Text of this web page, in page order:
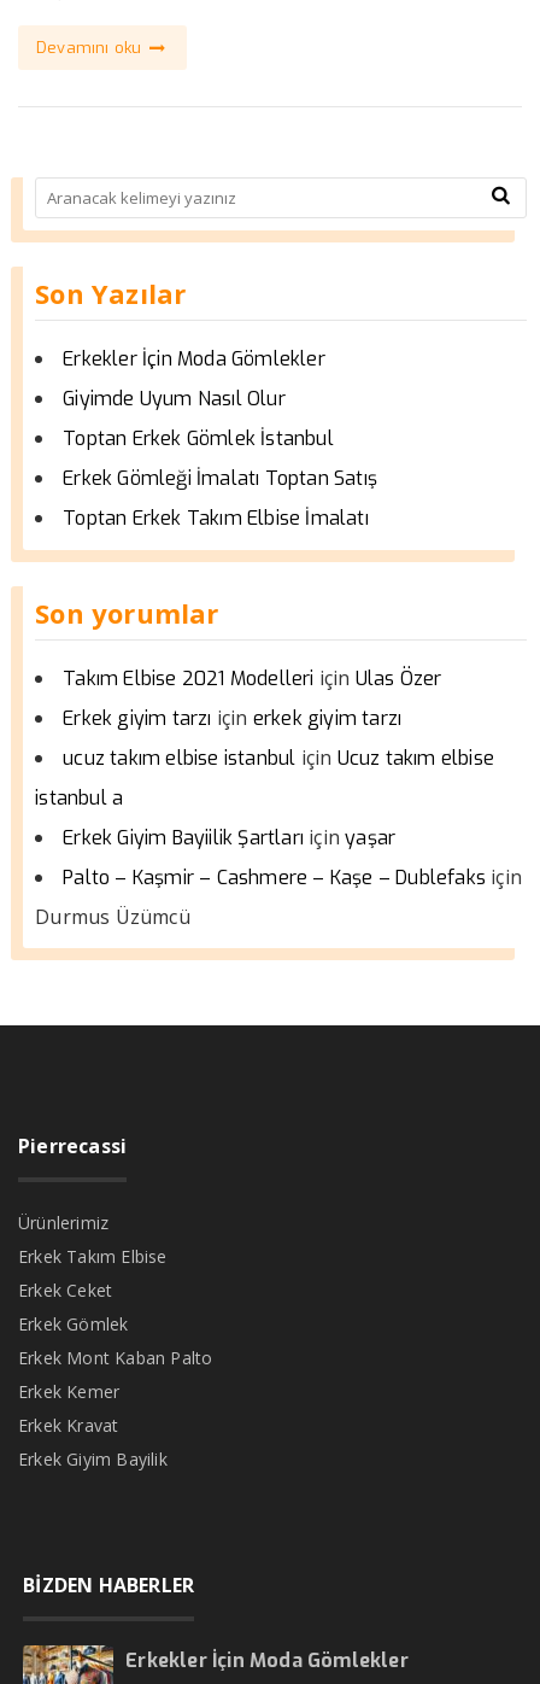
Devamını oku
Son Yazılar
Erkekler İçin Moda Gömlekler
Giyimde Uyum Nasıl Olur
Toptan Erkek Gömlek İstanbul
Erkek Gömleği İmalatı Toptan Satış
Toptan Erkek Takım Elbise İmalatı
Son yorumlar
Takım Elbise 2021 Modelleri için Ulas Özer
Erkek giyim tarzı için erkek giyim tarzı
ucuz takım elbise istanbul için Ucuz takım elbise
istanbul a
Erkek Giyim Bayiilik Şartları içinyaşar
Palto – Kaşmir – Cashmere – Kaşe – Dublefaks için
Durmus Üzümcü
Pierrecassi
Ürünlerimiz
Erkek Takım Elbise
Erkek Ceket
Erkek Gömlek
Erkek Mont Kaban Palto
Erkek Kemer
Erkek Kravat
Erkek Giyim Bayilik
BİZDEN HABERLER
Erkekler İçin Moda Gömlekler